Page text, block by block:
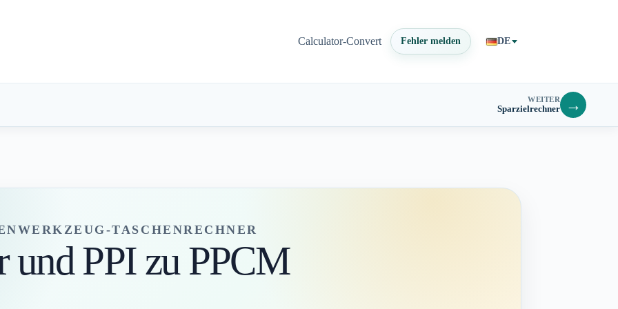
Calculator-Convert Fehler melden DE
WEITER
Sparzielrechner →
TASCHENRECHNER
und PPI zu PPCM